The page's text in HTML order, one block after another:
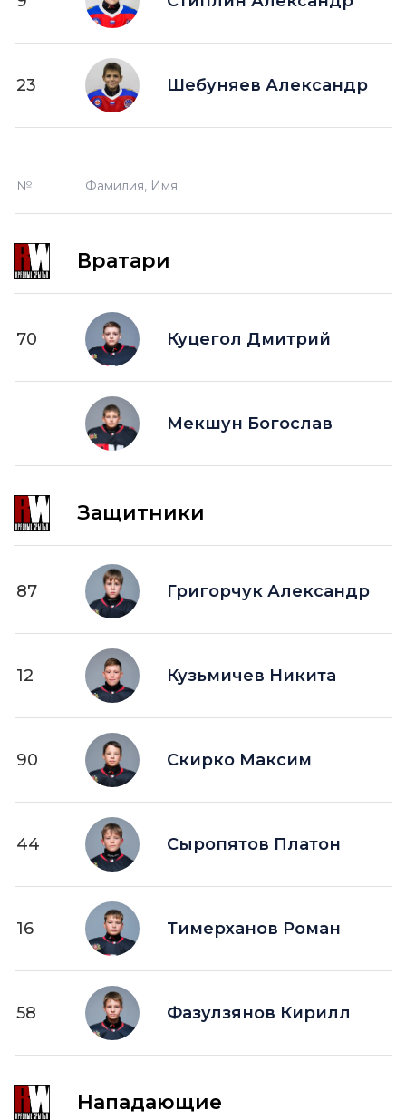
23 Шебуняев Александр
№ Фамилия, Имя
Вратари
70 Куцегол Дмитрий
Мекшун Богослав
Защитники
87 Григорчук Александр
12 Кузьмичев Никита
90 Скирко Максим
44 Сыропятов Платон
16 Тимерханов Роман
58 Фазулзянов Кирилл
Нападающие